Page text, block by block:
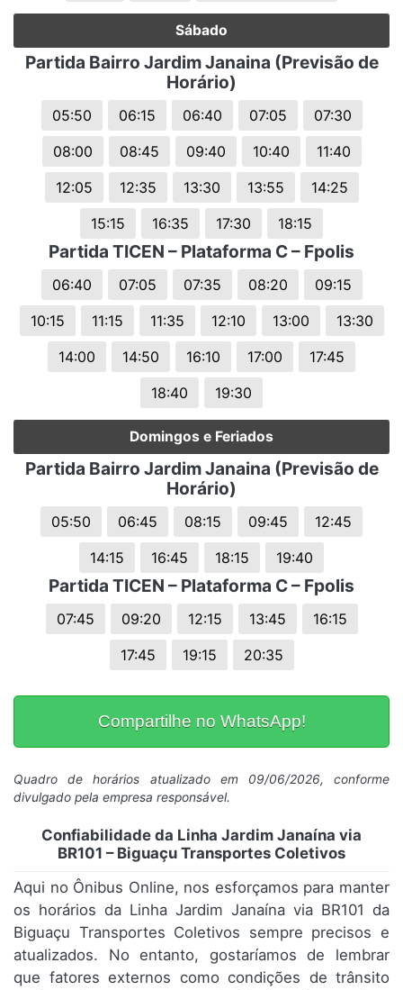
Sábado
Partida Bairro Jardim Janaina (Previsão de
Horário)
05:50 06:15 06:40 07:05
07:30
08:00
08:45 09:40 10:40
11:40
12:05
12:35 13:30 13:55
14:25
15:15
16:35 17:30 18:15
Partida TICEN – Plataforma C – Fpolis
06:40 07:05 07:35 08:20
09:15
10:15
11:15 11:35 12:10 13:00
13:30
14:00
14:50 16:10 17:00
17:45
18:40
19:30
Domingos e Feriados
Partida Bairro Jardim Janaina (Previsão de
Horário)
05:50 06:45 08:15 09:45
12:45
14:15
16:45 18:15 19:40
Partida TICEN – Plataforma C – Fpolis
07:45 09:20 12:15 13:45
16:15
17:45
19:15 20:35
Compartilhe no WhatsApp!
Quadro de horários atualizado em 09/06/2026, conforme
divulgado pela empresa responsável.
Confiabilidade da Linha Jardim Janaína via
BR101 – Biguaçu Transportes Coletivos
Aqui no Ônibus Online, nos esforçamos para manter
os horários da Linha Jardim Janaína via BR101 da
Biguaçu Transportes Coletivos sempre precisos e
atualizados. No entanto, gostaríamos de lembrar
que fatores externos como condições de trânsito